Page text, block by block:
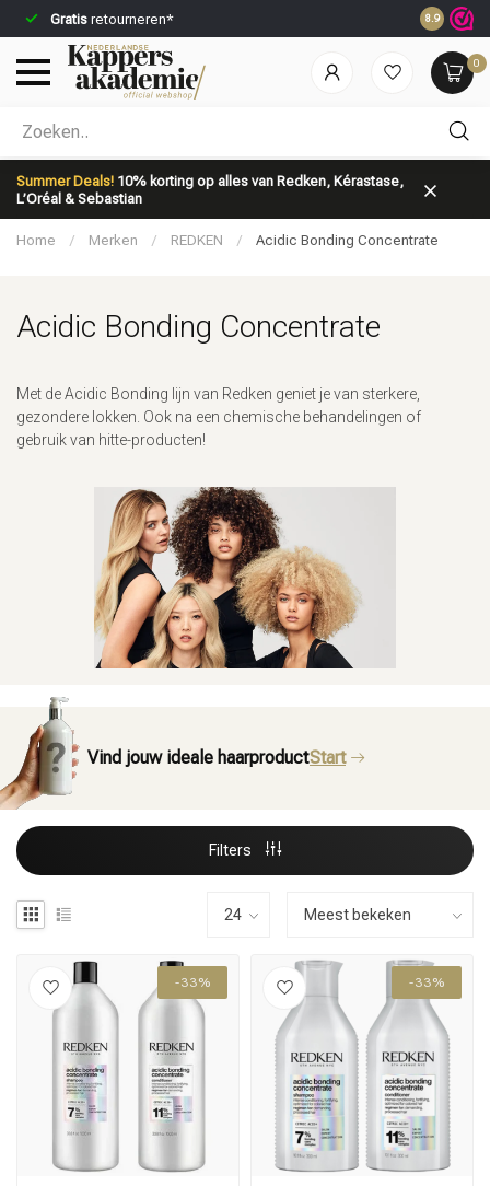
Gratis retourneren* Voor
8.9
0
Summer Deals! 10% korting op alles van Redken, Kérastase,
L’Oréal & Sebastian
Welke categorie ben jij naar op zoek?
Home / Merken / REDKEN / Acidic Bonding Concentrate
Acidic Bonding Concentrate
Met de Acidic Bonding lijn van Redken geniet je van sterkere,
gezondere lokken. Ook na een chemische behandelingen of
gebruik van hitte-producten!
Vind jouw ideale haarproductStart
Filters
-33% -33%